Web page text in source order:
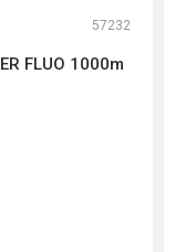
57232
FLUO 1000m